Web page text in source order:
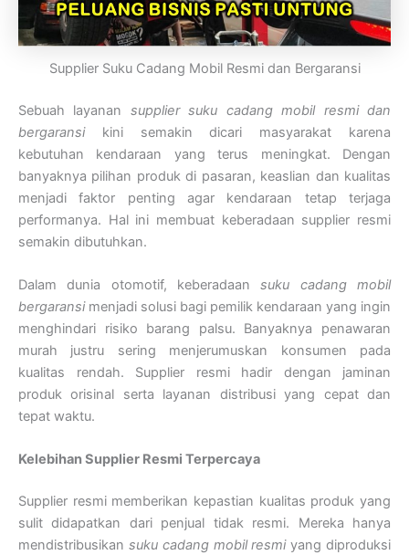
Supplier Suku Cadang Mobil Resmi dan Bergaransi
Sebuah layanan supplier suku cadang mobil resmi dan
bergaransikini semakin dicari masyarakat karena
kebutuhan kendaraan yang terus meningkat. Dengan
banyaknya pilihan produk di pasaran, keaslian dan kualitas
menjadi faktor penting agar kendaraan tetap terjaga
performanya. Hal ini membuat keberadaan supplier resmi
semakin dibutuhkan.
Dalam dunia otomotif, keberadaansuku cadang mobil
bergaransimenjadi solusi bagi pemilik kendaraan yang ingin
menghindari risiko barang palsu. Banyaknya penawaran
murah justru sering menjerumuskan konsumen pada
kualitas rendah. Supplier resmi hadir dengan jaminan
produk orisinal serta layanan distribusi yang cepat dan
tepat waktu.
Kelebihan Supplier Resmi Terpercaya
Supplier resmi memberikan kepastian kualitas produk yang
sulit didapatkan dari penjual tidak resmi. Mereka hanya
mendistribusikan suku cadang mobil resmiyang diproduksi